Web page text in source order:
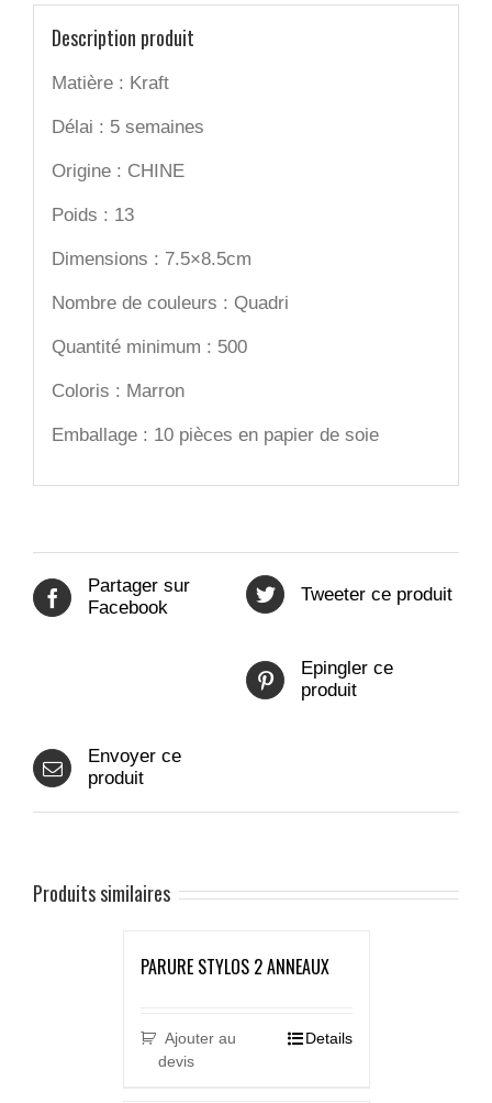
Description produit
Matière : Kraft
Délai : 5 semaines
Origine : CHINE
Poids : 13
Dimensions : 7.5×8.5cm
Nombre de couleurs : Quadri
Quantité minimum : 500
Coloris : Marron
Emballage : 10 pièces en papier de soie
Partager sur
Facebook
Tweeter ce produit
Epingler ce
produit
Envoyer ce
produit
Produits similaires
PARURE STYLOS 2 ANNEAUX
Ajouter au
devis
Details